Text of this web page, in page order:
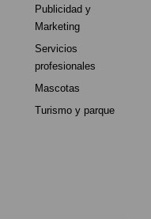
Publicidad y
Marketing
Servicios
profesionales
Mascotas
Turismo y parque